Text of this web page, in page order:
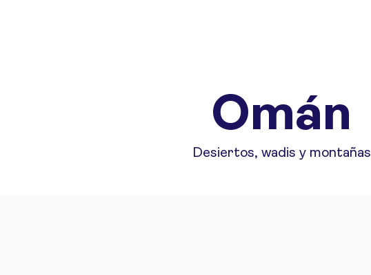
Omán
Desiertos, wadis y montañas